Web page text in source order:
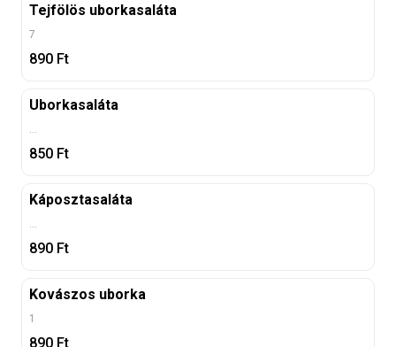
Tejfölös uborkasaláta
7
890 Ft
Uborkasaláta
850 Ft
Káposztasaláta
890 Ft
Kovászos uborka
1
890 Ft